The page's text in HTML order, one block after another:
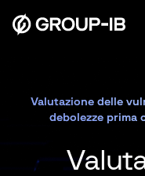
Valutazione delle
debolezze prima